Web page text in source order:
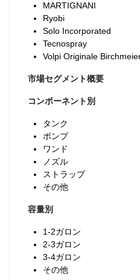
MARTIGNANI
Ryobi
Solo Incorporated
Tecnospray
Volpi Originale
市場セグメント概要
コンポーネント別
タンク
ポンプ
ワンド
ノズル
ストラップ
その他
容量別
1-2ガロン
2-3ガロン
3-4ガロン
その他